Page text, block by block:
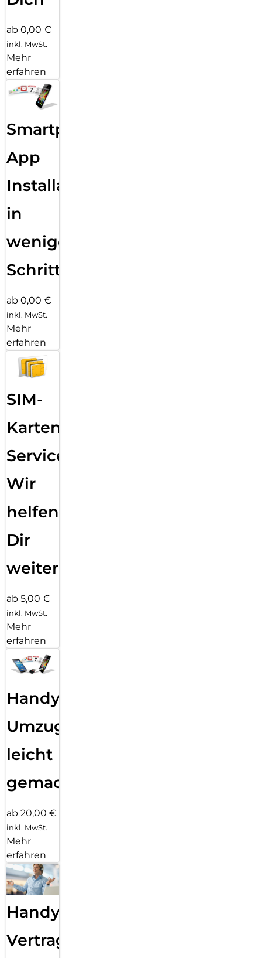
ab 0,00 €
inkl. MwSt.
Mehr
erfahren
Smartphone
App
Installation
in
wenigen
Schritten
ab 0,00 €
inkl. MwSt.
Mehr
erfahren
SIM-
Karten
Service:
Wir
helfen
Dir
weiter
ab 5,00 €
inkl. MwSt.
Mehr
erfahren
Handy
Umzug
leicht
gemacht!
ab 20,00 €
inkl. MwSt.
Mehr
erfahren
Handy
Vertragsabwicklung